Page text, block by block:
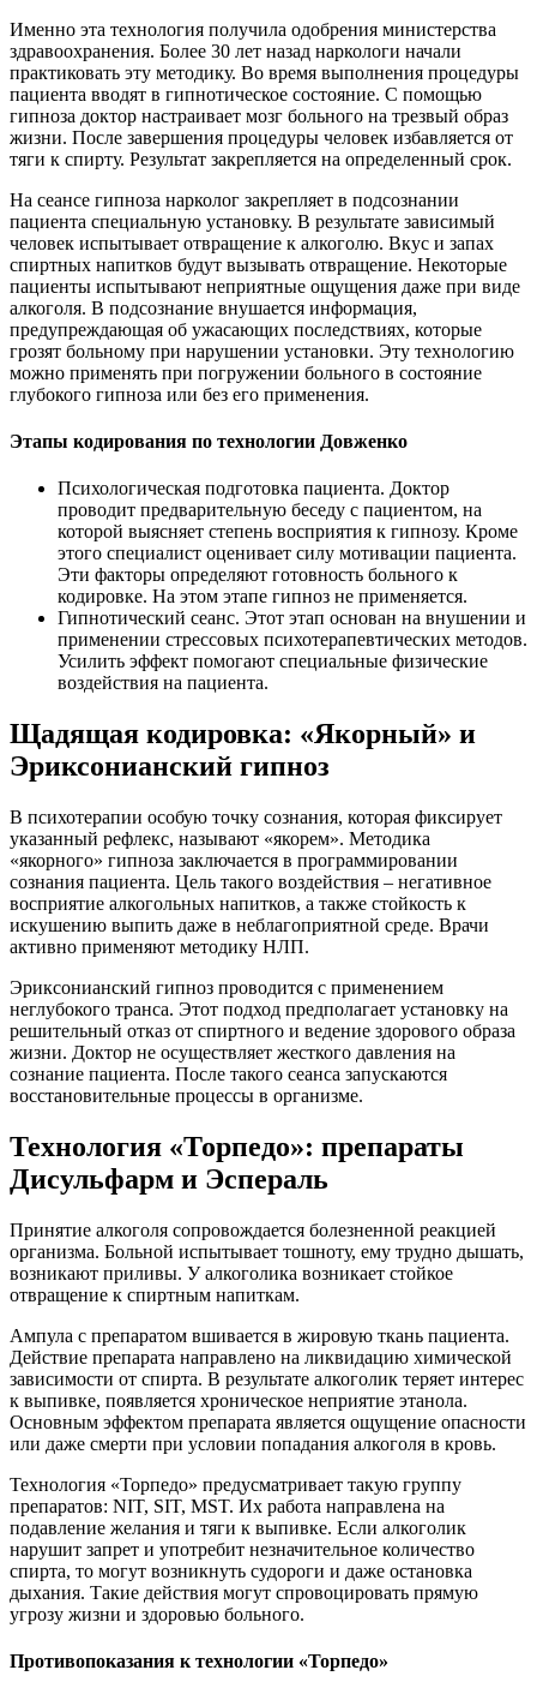
Именно эта технология получила одобрения министерства
здравоохранения. Более 30 лет назад наркологи начали
практиковать эту методику. Во время выполнения процедуры
пациента вводят в гипнотическое состояние. С помощью
гипноза доктор настраивает мозг больного на трезвый образ
жизни. После завершения процедуры человек избавляется от
тяги к спирту. Результат закрепляется на определенный срок.
На сеансе гипноза нарколог закрепляет в подсознании
пациента специальную установку. В результате зависимый
человек испытывает отвращение к алкоголю. Вкус и запах
спиртных напитков будут вызывать отвращение. Некоторые
пациенты испытывают неприятные ощущения даже при виде
алкоголя. В подсознание внушается информация,
предупреждающая об ужасающих последствиях, которые
грозят больному при нарушении установки. Эту технологию
можно применять при погружении больного в состояние
глубокого гипноза или без его применения.
Этапы кодирования по технологии Довженко
Психологическая подготовка пациента. Доктор
проводит предварительную беседу с пациентом, на
которой выясняет степень восприятия к гипнозу. Кроме
этого специалист оценивает силу мотивации пациента.
Эти факторы определяют готовность больного к
кодировке. На этом этапе гипноз не применяется.
Гипнотический сеанс. Этот этап основан на внушении и
применении стрессовых психотерапевтических методов.
Усилить эффект помогают специальные физические
воздействия на пациента.
Щадящая кодировка: «Якорный» и
Эриксонианский гипноз
В психотерапии особую точку сознания, которая фиксирует
указанный рефлекс, называют «якорем». Методика
«якорного» гипноза заключается в программировании
сознания пациента. Цель такого воздействия – негативное
восприятие алкогольных напитков, а также стойкость к
искушению выпить даже в неблагоприятной среде. Врачи
активно применяют методику НЛП.
Эриксонианский гипноз проводится с применением
неглубокого транса. Этот подход предполагает установку на
решительный отказ от спиртного и ведение здорового образа
жизни. Доктор не осуществляет жесткого давления на
сознание пациента. После такого сеанса запускаются
восстановительные процессы в организме.
Технология «Торпедо»: препараты
Дисульфарм и Эспераль
Принятие алкоголя сопровождается болезненной реакцией
организма. Больной испытывает тошноту, ему трудно дышать,
возникают приливы. У алкоголика возникает стойкое
отвращение к спиртным напиткам.
Ампула с препаратом вшивается в жировую ткань пациента.
Действие препарата направлено на ликвидацию химической
зависимости от спирта. В результате алкоголик теряет интерес
к выпивке, появляется хроническое неприятие этанола.
Основным эффектом препарата является ощущение опасности
или даже смерти при условии попадания алкоголя в кровь.
Технология «Торпедо» предусматривает такую группу
препаратов: NIT, SIT, MST. Их работа направлена на
подавление желания и тяги к выпивке. Если алкоголик
нарушит запрет и употребит незначительное количество
спирта, то могут возникнуть судороги и даже остановка
дыхания. Такие действия могут спровоцировать прямую
угрозу жизни и здоровью больного.
Противопоказания к технологии «Торпедо»